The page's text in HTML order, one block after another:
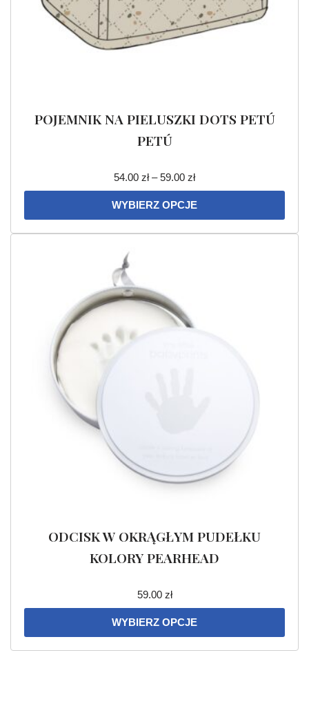
POJEMNIK NA PIELUSZKI DOTS PETÚ
PETÚ
54.00 zł – 59.00 zł
WYBIERZ OPCJE
ODCISK W OKRĄGŁYM PUDEŁKU
KOLORY PEARHEAD
59.00 zł
WYBIERZ OPCJE